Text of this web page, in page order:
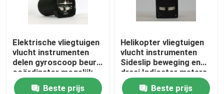
Elektrische vliegtuigen
vlucht instrumenten
delen gyroscoop beurt
coördinator mogelijk
BZW-4B
Beste prijs
Helikopter vliegtuigen
vlucht instrumenten
Sideslip beweging en
draai Indicator meters
TSJY-1
Beste prijs